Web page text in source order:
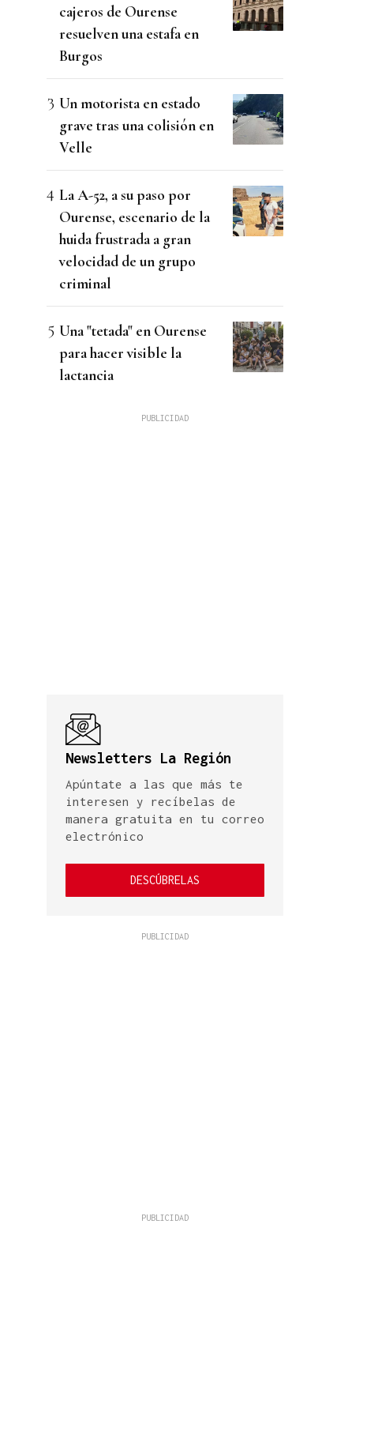
cajeros de Ourense
resuelven una estafa en
Burgos
Un motorista en estado
grave tras una colisión en
Velle
La A-52, a su paso por
Ourense, escenario de la
huida frustrada a gran
velocidad de un grupo
criminal
Una "tetada" en Ourense
para hacer visible la
lactancia
Newsletters La Región
Apúntate a las que más te
interesen y recíbelas de
manera gratuita en tu correo
electrónico
DESCÚBRELAS